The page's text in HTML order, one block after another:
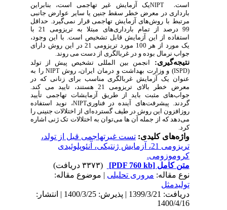
است.
NIPTیک آزمایش غیر تهاجمی است، بنابراین
بارداری در معرض خطر سقط جنین یا سایر عوارض جانبی
مرتبط با روش‌های آزمایش تهاجمی قرار نمی‌گیرد. حداقل
99 درصد از تمام بارداری‌های مبتلا به تریزومی 21 با
استفاده از این آزمایش قابل تشخیص است. با این وجود،
یک مورد از هر 100 مورد تریزومی 21 در این روش دارای
جواب نرمال بوده و در غربالگری از دست می روند.
نتیجه‌گیری: انجمن بین المللی تشخیص پیش از تولد
ISPD) و وزارت بهداشتو درمانایران، روشNIPTرا به
عنوان یک آزمایش غربالگری مناسب برای زنانی که در
معرض خطر بالای تریزومی 21 هستند، تایید می کند.
جواب‌های مثبت باید از طریق آزمایشات تهاجمی تأیید
گردند. پیشرفت‌های آینده در فناوری NIPT، نوید استفاده
روزافزون این روش در طیف گسترده‌ای از اختلالات جنینی را
می‌دهد که از جمله آن ها می‌توان به اختلالات تک ژنی اشاره
کرد.
واژه‌های کلیدی:تست غیرتهاجمی قبل از تولد،
تریزومی 21، آزمایش ژنتیکی، آنئوپلوئیدی
کروموزومی.
متن کامل[PDF 760 kb]
نوع مقاله:مروری تحلیلی| موضوع مقاله:
تولیدمثل
دریافت: 1399/3/21 | پذیرش: 1400/3/25 | انتشار:
1400/4/16